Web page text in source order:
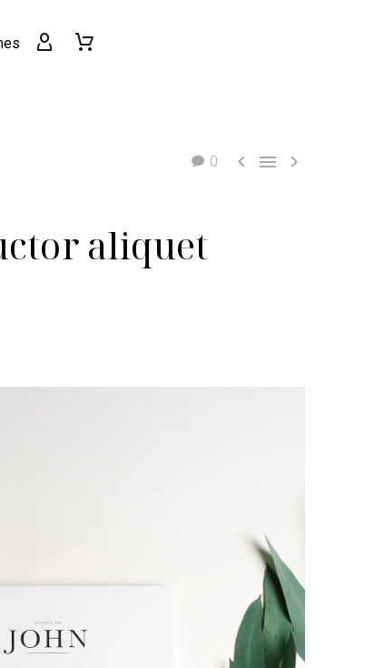
0   
aliquet